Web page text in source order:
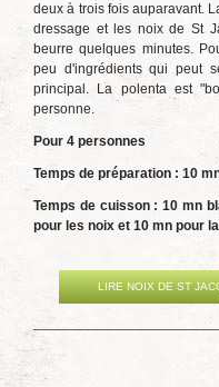
deux à trois fois auparavant.
dressage et les noix de St
beurre quelques minutes.
peu d'ingrédients qui peut
principal. La polenta est
personne.
Pour 4 personnes
Temps de préparation : 10
Temps de cuisson : 10 mn
pour les noix et 10 mn pour
LIRE NOIX DE ST